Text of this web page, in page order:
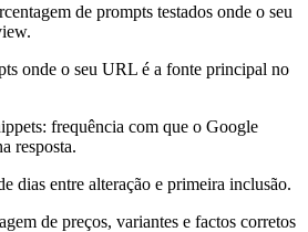
de prompts testados onde o seu
onde o seu URL é a fonte principal no
frequência com que o Google
resposta.
dias entre alteração e primeira inclusão.
de preços, variantes e factos corretos